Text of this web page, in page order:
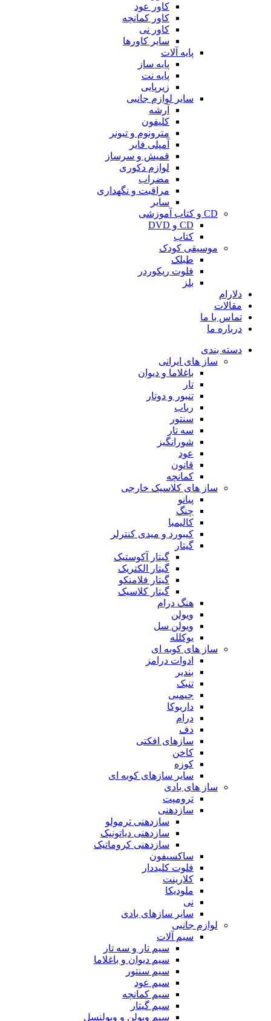
کاور عود
کاور کمانچه
کاور نی
سایر کاورها
پایه آلات
پایه ساز
پایه نت
زیرپایی
سایر لوازم جانبی
آرشه
کلیفون
مترونوم و تیونر
آمپلی فایر
قمیش و سرساز
لوازم دکوری
مضراب
مراقبت و نگهداری
سایر
CD و کتاب آموزشی
CD و DVD
کتاب
موسیقی کودک
طبلک
فلوت ریکوردر
بلز
دلارام
مقالات
تماس با ما
درباره ما
دسته بندی
ساز های ایرانی
باغلاما و دیوان
تار
تنبور و دوتار
رباب
سنتور
سه تار
شورانگیز
عود
قانون
کمانچه
ساز های کلاسیک خارجی
پیانو
چنگ
کالیمبا
کیبورد و میدی کنترلر
گیتار
گیتار آکوستیک
گیتار الکتریک
گیتار فلامنکو
گیتار کلاسیک
هنگ درام
ویولن
ویولن سل
یوکلله
ساز های کوبه ای
ادوات درامز
بندیر
تنبک
جیمبی
داربوکا
درام
دف
سازهای افکتی
کاخن
کوزه
سایر سازهای کوبه ای
ساز های بادی
ترومپت
سازدهنی
سازدهنی ترمولو
سازدهنی دیاتونیک
سازدهنی کروماتیک
ساکسیفون
فلوت کلیددار
کلارینت
ملودیکا
نی
سایر سازهای بادی
لوازم جانبی
سیم آلات
سیم تار و سه تار
سیم دیوان و باغلاما
سیم سنتور
سیم عود
سیم کمانچه
سیم گیتار
سیم ویولن و ویولنسل